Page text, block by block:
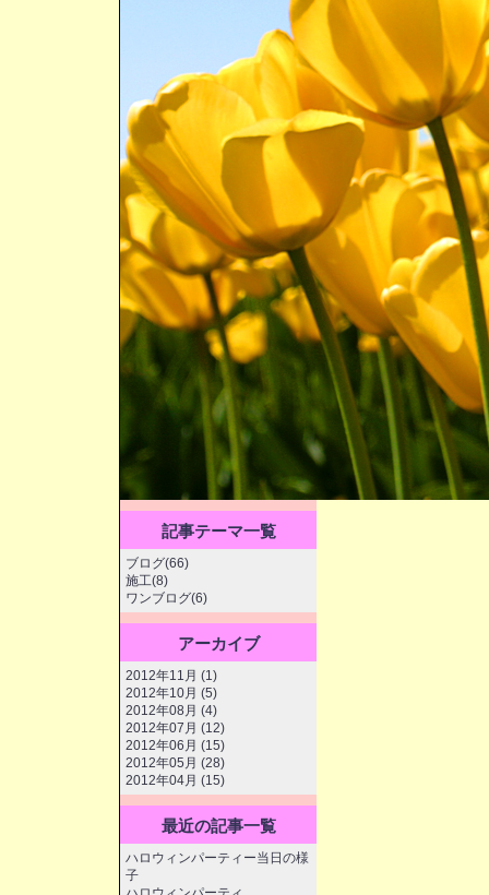
記事テーマ一覧
ブログ(66)
施工(8)
ワンブログ(6)
アーカイブ
2012年11月 (1)
2012年10月 (5)
2012年08月 (4)
2012年07月 (12)
2012年06月 (15)
2012年05月 (28)
2012年04月 (15)
最近の記事一覧
ハロウィンパーティー当日の様
子